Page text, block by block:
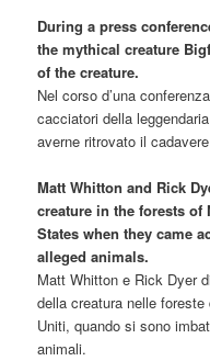
During a press
the mythical creature
of the creature.
Nel corso d’una
cacciatori della
averne ritrovato il
Matt Whitton and Rick
creature in the forests of
States when they came
alleged animals.
Matt Whitton e Rick Dyer
della creatura nelle
Uniti, quando si sono
animali.